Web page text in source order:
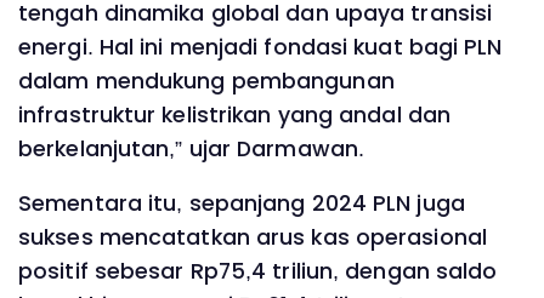
tengah dinamika global dan upaya transisi
energi. Hal ini menjadi fondasi kuat bagi PLN
dalam mendukung pembangunan
infrastruktur kelistrikan yang andal dan
berkelanjutan,” ujar Darmawan.
Sementara itu, sepanjang 2024 PLN juga
sukses mencatatkan arus kas operasional
positif sebesar Rp75,4 triliun, dengan saldo